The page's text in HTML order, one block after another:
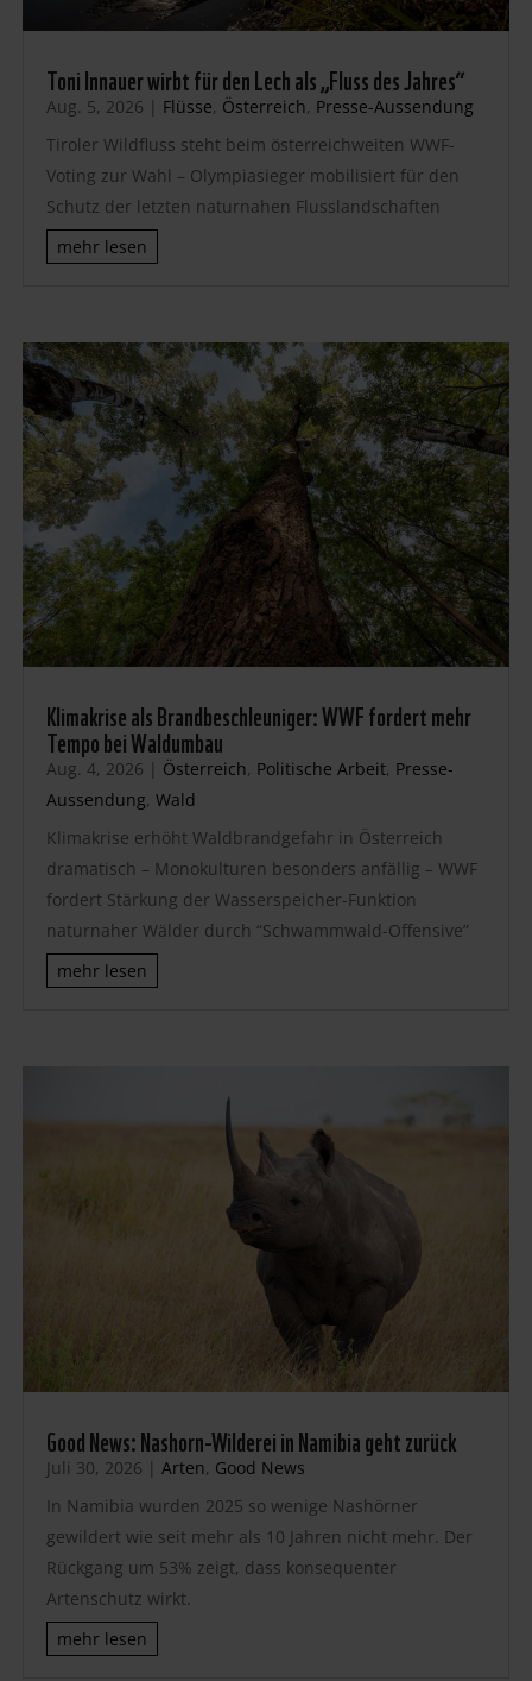
Toni Innauer wirbt für den Lech als „Fluss des Jahres“
Aug. 5, 2026 | Flüsse, Österreich, Presse-Aussendung
Tiroler Wildfluss steht beim österreichweiten WWF-
Voting zur Wahl – Olympiasieger mobilisiert für den
Schutz der letzten naturnahen Flusslandschaften
mehr lesen
Klimakrise als Brandbeschleuniger: WWF fordert mehr
Tempo bei Waldumbau
Aug. 4, 2026 | Österreich, Politische Arbeit, Presse-
Aussendung, Wald
Klimakrise erhöht Waldbrandgefahr in Österreich
dramatisch – Monokulturen besonders anfällig – WWF
fordert Stärkung der Wasserspeicher-Funktion
naturnaher Wälder durch “Schwammwald-Offensive”
mehr lesen
Good News: Nashorn-Wilderei in Namibia geht zurück
Juli 30, 2026 | Arten, Good News
In Namibia wurden 2025 so wenige Nashörner
gewildert wie seit mehr als 10 Jahren nicht mehr. Der
Rückgang um 53% zeigt, dass konsequenter
Artenschutz wirkt.
mehr lesen